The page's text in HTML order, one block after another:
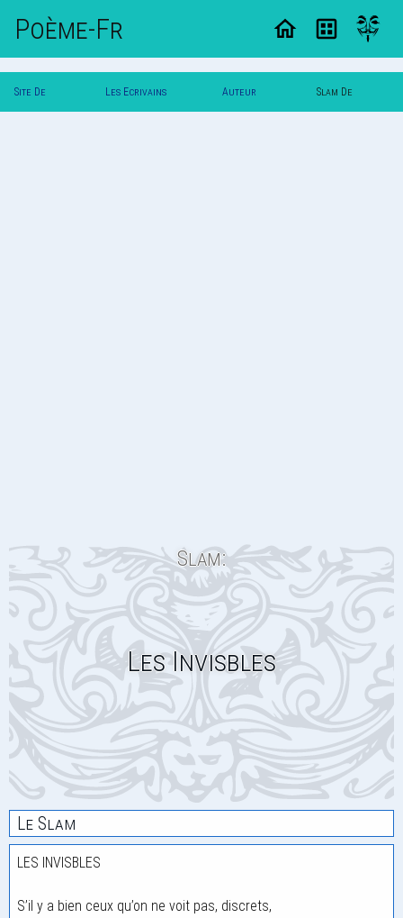
Poème-Fr
Site De Les Ecrivains Auteur Slam De
Slam:
Les Invisbles
Le Slam
LES INVISBLES
S’il y a bien ceux qu’on ne voit pas, discrets,